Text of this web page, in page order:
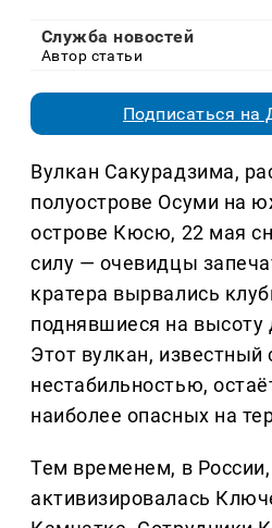
Служба новостей
Автор статьи
Подписаться на
Вулкан Сакурадзима,
полуострове Осуми на
острове Кюсю, 22 мая
силу — очевидцы
кратера вырвались
поднявшиеся на высоту
Этот вулкан, известный
нестабильностью,
наиболее опасных на
Тем временем, в
активизировалась